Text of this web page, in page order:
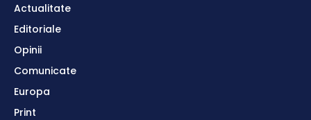
Actualitate
Editoriale
Opinii
Comunicate
Europa
Print